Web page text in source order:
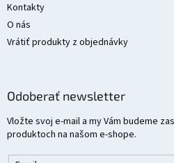
Kontakty
O nás
Vrátiť produkty z objednávky
Odoberať newsletter
Vložte svoj e-mail a my Vám budeme
produktoch na našom e-shope.